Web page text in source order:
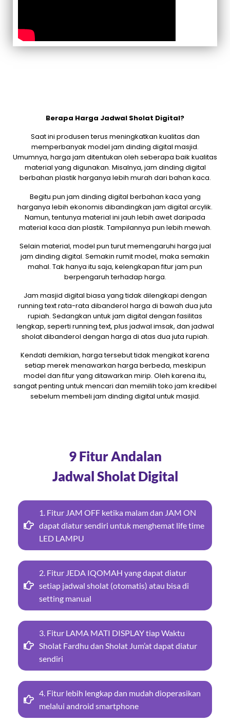
Berapa Harga Jadwal Sholat Digital?
Saat ini produsen terus meningkatkan kualitas dan
memperbanyak model jam dinding digital masjid.
Umumnya, harga jam ditentukan oleh seberapa baik kualitas
material yang digunakan. Misalnya, jam dinding digital
berbahan plastik harganya lebih murah dari bahan kaca.
Begitu pun jam dinding digital berbahan kaca yang
harganya lebih ekonomis dibandingkan jam digital arcylik.
Namun, tentunya material ini jauh lebih awet daripada
material kaca dan plastik. Tampilannya pun lebih mewah.
Selain material, model pun turut memengaruhi harga jual
jam dinding digital. Semakin rumit model, maka semakin
mahal. Tak hanya itu saja, kelengkapan fitur jam pun
berpengaruh terhadap harga.
Jam masjid digital biasa yang tidak dilengkapi dengan
running text rata-rata dibanderol harga di bawah dua juta
rupiah. Sedangkan untuk jam digital dengan fasilitas
lengkap, seperti running text, plus jadwal imsak, dan jadwal
sholat dibanderol dengan harga di atas dua juta rupiah.
Kendati demikian, harga tersebut tidak mengikat karena
setiap merek menawarkan harga berbeda, meskipun
model dan fitur yang ditawarkan mirip. Oleh karena itu,
sangat penting untuk mencari dan memilih toko jam kredibel
sebelum membeli jam dinding digital untuk masjid.
9 Fitur Andalan
Jadwal Sholat Digital
1. Fitur JAM OFF ketika malam dan JAM ON
dapat diatur sendiri untuk menghemat life time
LED LAMPU
2. Fitur JEDA IQOMAH yang dapat diatur
setiap jadwal sholat (otomatis) atau bisa di
setting manual
3. Fitur LAMA MATI DISPLAY tiap Waktu
Sholat Fardhu dan Sholat Jum’at dapat diatur
sendiri
4. Fitur lebih lengkap dan mudah dioperasikan
melalui android smartphone